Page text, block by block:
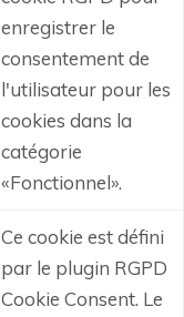
enregistrer le
consentement de
l'utilisateur pour les
cookies dans la
catégorie
«Fonctionnel».
Ce cookie est défini
par le plugin RGPD
Cookie Consent. Le